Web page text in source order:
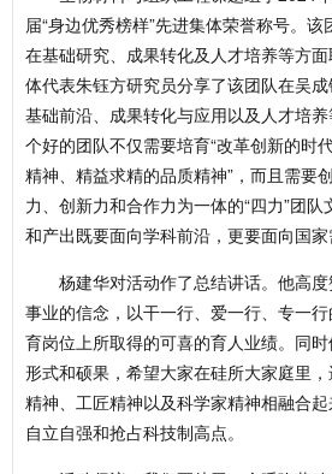
届“身边优秀榜样”先进集体荣誉称号。该
在基础研究、成果转化及人才培养等方
体代表朱钰方研究员分享了该团队在吴
基础前沿、成果转化与应用以及人才培
个好的团队不仅需要培育“改革创新的时
精神、精益求精的品质精神”，而且需要
力、创新力和合作力为一体的“四力”团
和产出既要面向学科前沿，更要面向国家
杨建华对活动作了总结讲话。他高
事业的信念，以干一行、爱一行、专一行
育岗位上所取得的可喜的育人业绩。同
形式和硕果，希望大家在硅所大家庭里
精神、工匠精神以及科学家精神相融合
自立自强和抢占科技制高点。